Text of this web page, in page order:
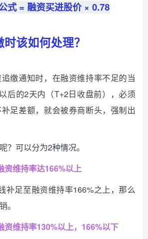
式 = 融资买进股价 × 0.78
该如何处理？
缴通知时，在融资维持率不足的当
后的2天内（T+2日收盘前），必须
足差额，就会被券商断头，强制出
？可以分为2种情况。
资维持率达166%以上
补足至融资维持率166%之上，那么
。
资维持率130%以上，166%以下